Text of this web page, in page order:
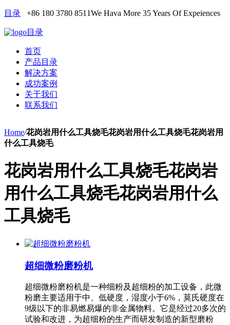
目录 +86 180 3780 8511We Hava More 35 Years Of Expeiences
目录
首页
产品目录
解决方案
成功案例
关于我们
联系我们
Home/花岗岩用什么工具烧毛花岗岩用什么工具烧毛花岗岩用
什么工具烧毛
花岗岩用什么工具烧毛花岗岩
用什么工具烧毛花岗岩用什么
工具烧毛
超细微粉磨粉机
超细微粉磨粉机是一种细粉及超细粉的加工设备，此微
粉磨主要适用于中、低硬度，湿度小于6%，莫氏硬度在
9级以下的非易燃易爆的非金属物料。它是经过20多次的
试验和改进，为超细粉的生产而研发制造的新型磨粉